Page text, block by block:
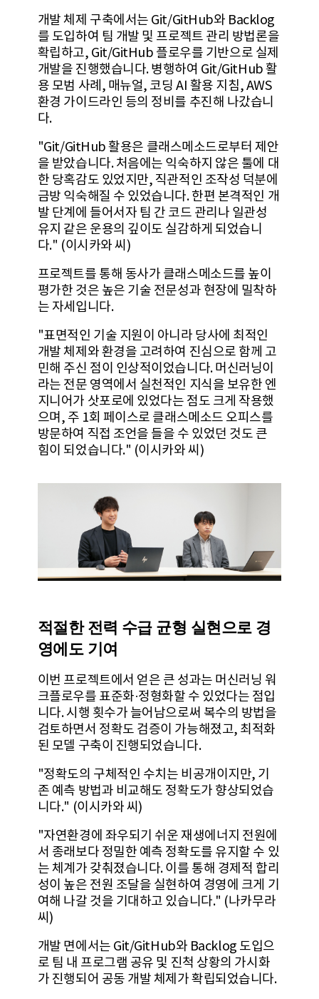
개발 체제 구축에서는 Git/GitHub와 Backlog
를 도입하여 팀 개발 및 프로젝트 관리 방법론을
확립하고, Git/GitHub 플로우를 기반으로 실제
개발을 진행했습니다. 병행하여 Git/GitHub 활
용 모범 사례, 매뉴얼, 코딩 AI 활용 지침, AWS
환경 가이드라인 등의 정비를 추진해 나갔습니
다.
"Git/GitHub 활용은 클래스메소드로부터 제안
을 받았습니다. 처음에는 익숙하지 않은 툴에 대
한 당혹감도 있었지만, 직관적인 조작성 덕분에
금방 익숙해질 수 있었습니다. 한편 본격적인 개
발 단계에 들어서자 팀 간 코드 관리나 일관성
유지 같은 운용의 깊이도 실감하게 되었습니
다." (이시카와 씨)
프로젝트를 통해 동사가 클래스메소드를 높이
평가한 것은 높은 기술 전문성과 현장에 밀착하
는 자세입니다.
"표면적인 기술 지원이 아니라 당사에 최적인
개발 체제와 환경을 고려하여 진심으로 함께 고
민해 주신 점이 인상적이었습니다. 머신러닝이
라는 전문 영역에서 실천적인 지식을 보유한 엔
지니어가 삿포로에 있었다는 점도 크게 작용했
으며, 주 1회 페이스로 클래스메소드 오피스를
방문하여 직접 조언을 들을 수 있었던 것도 큰
힘이 되었습니다." (이시카와 씨)
적절한 전력 수급 균형 실현으로 경
영에도 기여
이번 프로젝트에서 얻은 큰 성과는 머신러닝 워
크플로우를 표준화·정형화할 수 있었다는 점입
니다. 시행 횟수가 늘어남으로써 복수의 방법을
검토하면서 정확도 검증이 가능해졌고, 최적화
된 모델 구축이 진행되었습니다.
"정확도의 구체적인 수치는 비공개이지만, 기
존 예측 방법과 비교해도 정확도가 향상되었습
니다." (이시카와 씨)
"자연환경에 좌우되기 쉬운 재생에너지 전원에
서 종래보다 정밀한 예측 정확도를 유지할 수 있
는 체계가 갖춰졌습니다. 이를 통해 경제적 합리
성이 높은 전원 조달을 실현하여 경영에 크게 기
여해 나갈 것을 기대하고 있습니다." (나카무라
씨)
개발 면에서는 Git/GitHub와 Backlog 도입으
로 팀 내 프로그램 공유 및 진척 상황의 가시화
가 진행되어 공동 개발 체제가 확립되었습니다.